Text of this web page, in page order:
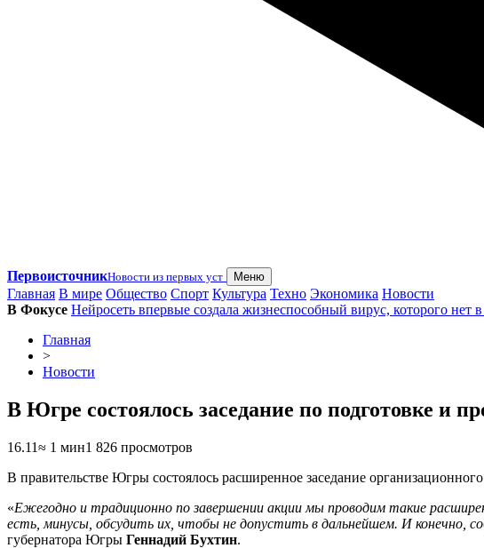
ПервоисточникНовости из первых уст Меню
Главная В мире Общество Спорт Культура Техно Экономика Новости
В Фокусе Нейросеть впервые создала жизнеспособный вирус, которого нет
Главная
>
Новости
В Югре состоялось заседание по подготовке и
16.11≈ 1 мин1 826 просмотров
В правительстве Югры состоялось расширенное заседание
«Ежегодно и традиционно по завершении акции мы проводим такие
есть, минусы, обсудить их, чтобы не допустить в дальнейшем. И конечно,
губернатора Югры Геннадий Бухтин.